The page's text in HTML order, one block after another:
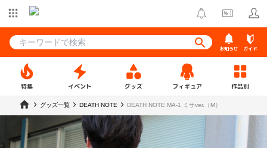
お知らせ ガイド
特集 イベント グッズ フィギュア 作品別
グッズ一覧 DEATH NOTE DEATH NOTE MA-1 ミサver.（M）